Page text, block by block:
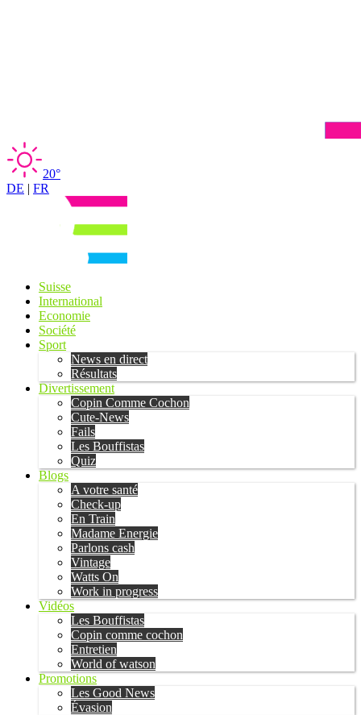
20°
DE | FR
Suisse
International
Economie
Société
Sport
News en direct
Résultats
Divertissement
Copin Comme Cochon
Cute-News
Fails
Les Bouffistas
Quiz
Blogs
A votre santé
Check-up
En Train
Madame Energie
Parlons cash
Vintage
Watts On
Work in progress
Vidéos
Les Bouffistas
Copin comme cochon
Entretien
World of watson
Promotions
Les Good News
Évasion